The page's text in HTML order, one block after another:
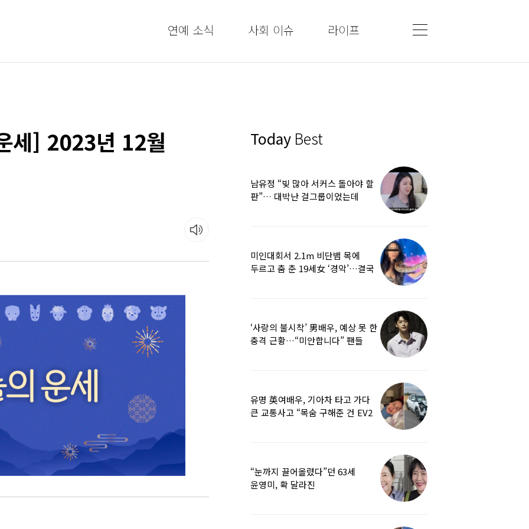
연예 소식 사회 이슈 라이프
세] 2023년 12월 Today Best
남유정 “빚 많아 서커스 돌아야 할
판”… 대박난 걸그룹이었는데
미인대회서 2.1m 비단뱀 목에
두르고 춤 춘 19세女 ‘경악’…결국
‘사랑의 불시착’ 男배우, 예상 못 한
충격 근황…“미안합니다” 팬들
유명 英여배우, 기아차 타고 가다
큰 교통사고 “목숨 구해준 건 EV2
“눈까지 끌어올렸다”던 63세
윤영미, 확 달라진